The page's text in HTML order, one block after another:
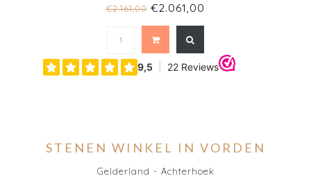
€2.161,00 €2.061,00
STENEN WINKEL IN VORDEN
Gelderland - Achterhoek